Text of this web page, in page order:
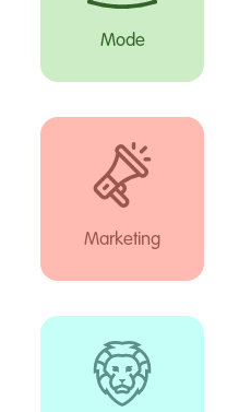
Mode
Marketing